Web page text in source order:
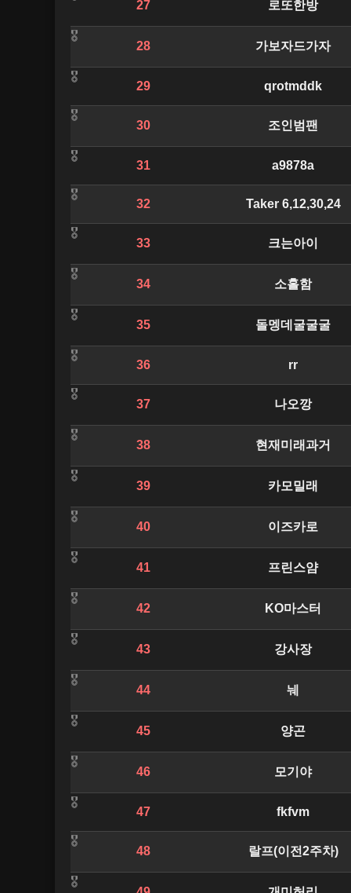
27 로또한방
28 가보자드가자
29 qrotmddk
30 조인범팬
31 a9878a
32 Taker 6,12,30,24
33 크는아이
34 소홀함
35 돌멩데굴굴굴
36 rr
37 나오깡
38 현재미래과거
39 카모밀래
40 이즈카로
41 프린스얌
42 KO마스터
43 강사장
44 눼
45 양곤
46 모기야
47 fkfvm
48 랄프(이전2주차)